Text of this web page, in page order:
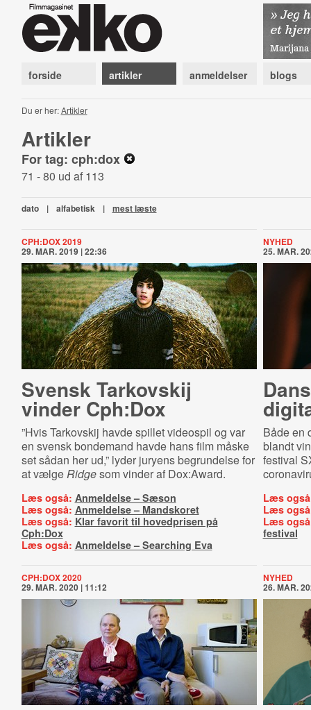
forside artikler anmeldelser blogs
Du er her:Artikler
Artikler
For tag: cph:dox
71 - 80 ud af 113
dato | alfabetisk | mest læste
CPH:DOX 2019
29. MAR. 2019 | 22:36
Svensk Tarkovskij
vinder Cph:Dox
”Hvis Tarkovskij havde spillet videospil og var
en svensk bondemand havde hans film måske
set sådan her ud,” lyder juryens begrundelse for
at vælgeRidgesom vinder af Dox:Award.
Læs også: Anmeldelse – Sæson
Læs også: Anmeldelse – Mandskoret
Læs også: Klar favorit til hovedprisen på
Cph:Dox
Læs også: Anmeldelse – Searching Eva
NYHED
25. MAR.
Både en
blandt
festival
Læs
Læs
Læs
festival
CPH:DOX 2020
29. MAR. 2020 | 11:12
NYHED
26. MAR.